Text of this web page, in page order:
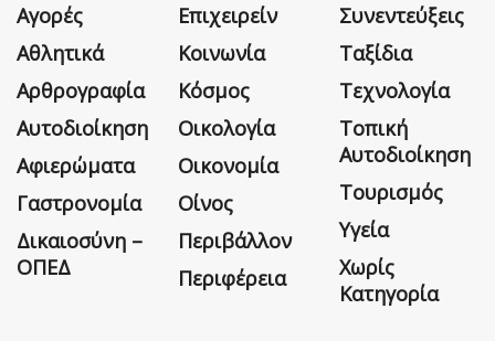
Αγορές
Αθλητικά
Αρθρογραφία
Αυτοδιοίκηση
Αφιερώματα
Γαστρονομία
Δικαιοσύνη –
ΟΠΕΔ
Επιχειρείν
Κοινωνία
Κόσμος
Οικολογία
Οικονομία
Οίνος
Περιβάλλον
Περιφέρεια
Συνεντεύξεις
Ταξίδια
Τεχνολογία
Τοπική
Αυτοδιοίκηση
Τουρισμός
Υγεία
Χωρίς
Κατηγορία